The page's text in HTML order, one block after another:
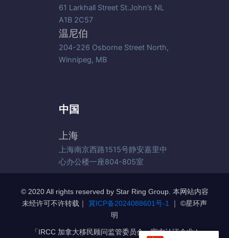
61 Larkhall Street St.John’s NL
A1B 2C57
温尼伯
204-226 Osborne Street North,
Winnipeg, MB
中国
上海
上海南京西路1515号静安嘉里中
心办公楼一座804-805室
© 2020 All rights reserved by Star Ring Group. 本网站内容
未经许可不许转载｜ 冀ICP备2024088601号-1
｜ ©️星环声
明
「IRCC 加拿大移民顾问监管委员会」官方认证企业 |